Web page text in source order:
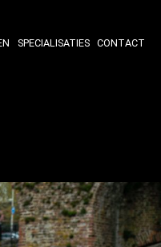
SPECIALISATIES CONTACT